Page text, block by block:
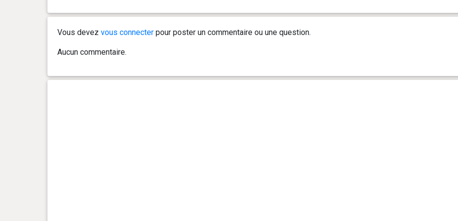
Vous devez vous connecterpour poster un commentaire ou une question.
Aucun commentaire.